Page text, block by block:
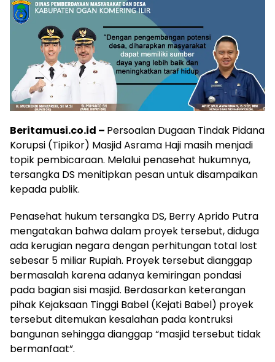
Beritamusi.co.id – Persoalan Dugaan Tindak Pidana
Korupsi (Tipikor) Masjid Asrama Haji masih menjadi
topik pembicaraan. Melalui penasehat hukumnya,
tersangka DS menitipkan pesan untuk disampaikan
kepada publik.
Penasehat hukum tersangka DS, Berry Aprido Putra
mengatakan bahwa dalam proyek tersebut, diduga
ada kerugian negara dengan perhitungan total lost
sebesar 5 miliar Rupiah. Proyek tersebut dianggap
bermasalah karena adanya kemiringan pondasi
pada bagian sisi masjid. Berdasarkan keterangan
pihak Kejaksaan Tinggi Babel (Kejati Babel) proyek
tersebut ditemukan kesalahan pada kontruksi
bangunan sehingga dianggap “masjid tersebut tidak
bermanfaat”.